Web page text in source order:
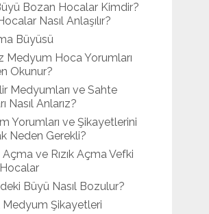
Bozan Hocalar Kimdir?
Nasıl Anlaşılır?
Büyüsü
Medyum Hoca Yorumları
Okunur?
Medyumları ve Sahte
Nasıl Anlarız?
Yorumları ve Şikayetlerini
Neden Gerekli?
Açma ve Rızık Açma Vefki
Büyü Nasıl Bozulur?
Medyum Şikayetleri